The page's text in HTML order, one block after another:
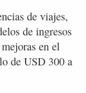
de viajes,
de ingresos
en el
de USD 300 a